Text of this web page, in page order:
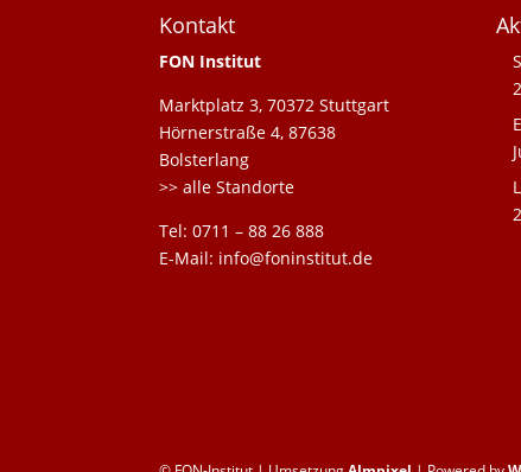
Kontakt
FON Institut
Marktplatz 3, 70372 Stuttgart
Hörnerstraße 4, 87638
Bolsterlang
>> alle Standorte
Tel: 0711 – 88 26 888
E-Mail: info@foninstitut.de